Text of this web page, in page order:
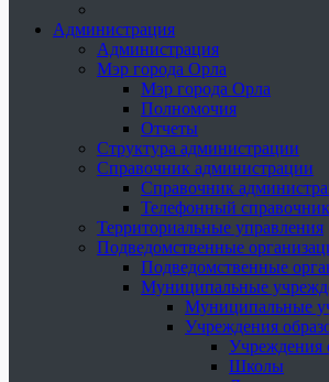
Администрация
Администрация
Мэр города Орла
Мэр города Орла
Полномочия
Отчеты
Структура администрации
Справочник администрации
Справочник
Телефонный справочник
Территориальные управления
Подведомственные
Подведомственные
Муниципальные
Муниципальные
Учреждения
Учреждения
Школы